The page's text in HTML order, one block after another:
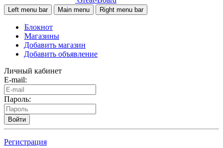
Left menu bar Main menu Right menu bar
Блокнот
Магазины
Добавить магазин
Добавить объявление
Личный кабинет
E-mail:
Пароль:
Войти
Регистрация